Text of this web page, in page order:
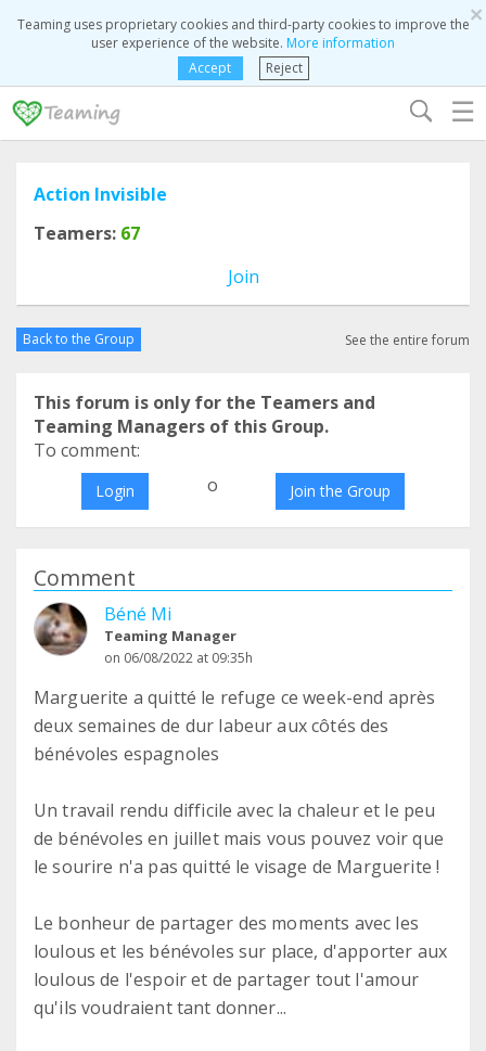
×
Teaming uses proprietary cookies and third-party cookies to improve the
user experience of the website. More information
Accept
Reject
☰
Action Invisible
Teamers: 67
Join
Back to the Group See the entire forum
This forum is only for the Teamers and
Teaming Managers of this Group.
To comment:
Login o Join the Group
Comment
Béné Mi
Teaming Manager
on 06/08/2022 at 09:35h
Marguerite a quitté le refuge ce week-end après
deux semaines de dur labeur aux côtés des
bénévoles espagnoles
Un travail rendu difficile avec la chaleur et le peu
de bénévoles en juillet mais vous pouvez voir que
le sourire n'a pas quitté le visage de Marguerite !
Le bonheur de partager des moments avec les
loulous et les bénévoles sur place, d'apporter aux
loulous de l'espoir et de partager tout l'amour
qu'ils voudraient tant donner...